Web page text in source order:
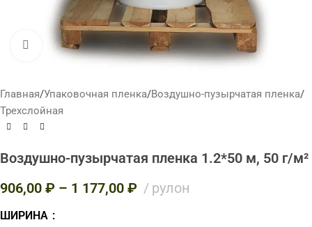
Нажмите, чтобы увеличить
Главная/Упаковочная пленка/Воздушно-пузырчатая пленка/
Трехслойная
Воздушно-пузырчатая пленка 1.2*50 м, 50 г/м²
906,00 ₽ – 1 177,00 ₽ рулон
ШИРИНА